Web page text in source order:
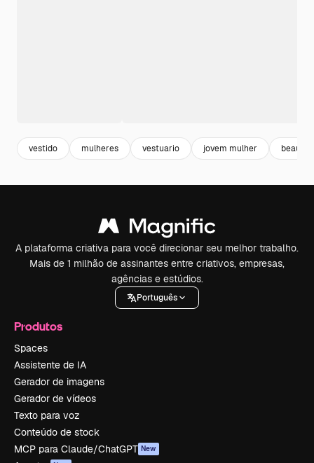
vestido mulheres vestuario jovem mulher
A plataforma criativa para você direcionar seu melhor trabalho.
Mais de 1 milhão de assinantes entre criativos, empresas,
agências e estúdios.
Português
Produtos
Spaces
Assistente de IA
Gerador de imagens
Gerador de vídeos
Texto para voz
Conteúdo de stock
MCP para Claude/ChatGPT New